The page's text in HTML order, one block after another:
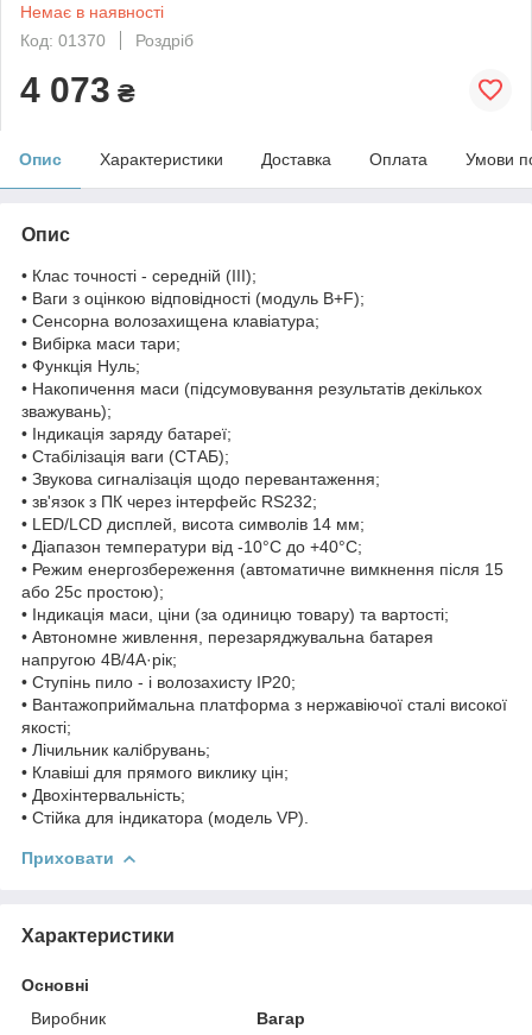
Немає в наявності
Код: 01370
Роздріб
4 073 ₴
Опис Характеристики Доставка Оплата Умови
Опис
• Клас точності - середній (III);
• Ваги з оцінкою відповідності (модуль B+F);
• Сенсорна волозахищена клавіатура;
• Вибірка маси тари;
• Функція Нуль;
• Накопичення маси (підсумовування результатів декількох
зважувань);
• Індикація заряду батареї;
• Стабілізація ваги (СТАБ);
• Звукова сигналізація щодо перевантаження;
• зв'язок з ПК через інтерфейс RS232;
• LED/LCD дисплей, висота символів 14 мм;
• Діапазон температури від -10°С до +40°С;
• Режим енергозбереження (автоматичне вимкнення після 15
або 25с простою);
• Індикація маси, ціни (за одиницю товару) та вартості;
• Автономне живлення, перезаряджувальна батарея
напругою 4В/4А·рік;
• Ступінь пило - і волозахисту ІР20;
• Вантажоприймальна платформа з нержавіючої сталі високої
якості;
• Лічильник калібрувань;
• Клавіші для прямого виклику цін;
• Двохінтервальність;
• Стійка для індикатора (модель VP).
Приховати
Характеристики
Основні
Виробник
Вагар